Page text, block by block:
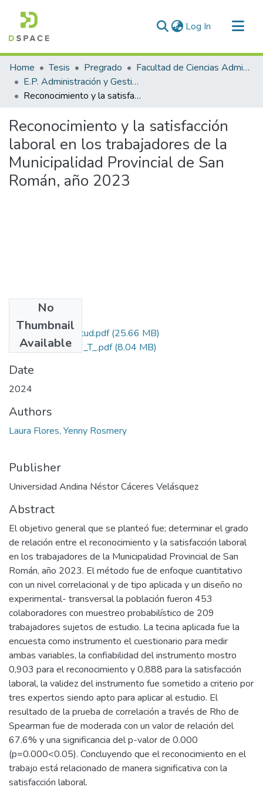
Log In (current)
Communities & Collections
All of DSpace
Statistics
Home Tesis Pregrado
Facultad de Ciencias Administrativas
E.P. Administración y Gestión Pública
Reconocimiento y la satisfacción laboral en los trabajadores de la Municipalidad Provincial de San Román, año 2023
Reconocimiento y la satisfacción
laboral en los trabajadores de la
Municipalidad Provincial de San
Román, año 2023
No
Thumbnail
Available
Grado de Similitud.pdf(25.66 MB)
T036_70161996_T_.pdf(8.04 MB)
Date
2024
Authors
Laura Flores, Yenny Rosmery
Publisher
Universidad Andina Néstor Cáceres Velásquez
Abstract
El objetivo general que se planteó fue; determinar el grado
de relación entre el reconocimiento y la satisfacción laboral
en los trabajadores de la Municipalidad Provincial de San
Román, año 2023. El método fue de enfoque cuantitativo
con un nivel correlacional y de tipo aplicada y un diseño no
experimental- transversal la población fueron 453
colaboradores con muestreo probabilístico de 209
trabajadores sujetos de estudio. La tecina aplicada fue la
encuesta como instrumento el cuestionario para medir
ambas variables, la confiabilidad del instrumento mostro
0,903 para el reconocimiento y 0,888 para la satisfacción
laboral, la validez del instrumento fue sometido a criterio por
tres expertos siendo apto para aplicar al estudio. El
resultado de la prueba de correlación a través de Rho de
Spearman fue de moderada con un valor de relación del
67.6% y una significancia del p-valor de 0.000
(p=0.000<0.05). Concluyendo que el reconocimiento en el
trabajo está relacionado de manera significativa con la
satisfacción laboral.